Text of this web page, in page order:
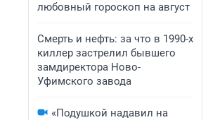
любовный гороскоп на август
Смерть и нефть: за что в 1990-х
киллер застрелил бывшего
замдиректора Ново-
Уфимского завода
«Подушкой надавил на